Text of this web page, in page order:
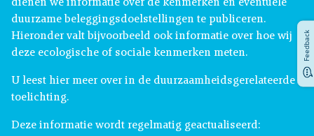
dienen we informatie over de kenmerken en eventuele
duurzame beleggingsdoelstellingen te publiceren.
Hieronder valt bijvoorbeeld ook informatie over hoe wij
deze ecologische of sociale kenmerken meten.
U leest hier meer over in de duurzaamheidsgerelateerde
toelichting.
Deze informatie wordt regelmatig geactualiseerd:
Feedback